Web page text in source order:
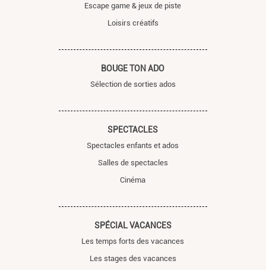
Escape game & jeux de piste
Loisirs créatifs
BOUGE TON ADO
Sélection de sorties ados
SPECTACLES
Spectacles enfants et ados
Salles de spectacles
Cinéma
SPÉCIAL VACANCES
Les temps forts des vacances
Les stages des vacances